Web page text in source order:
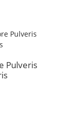
Pulveris